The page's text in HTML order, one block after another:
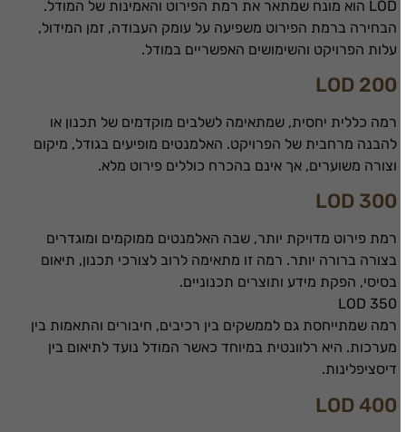
LOD הוא מונח שמתאר את רמת הפירוט והאמינות של המודל.
הבחירה ברמת הפירוט משפיעה על עומק העבודה, זמן המידול,
עלות הפרויקט והשימושים האפשריים במודל.
LOD 200
רמה כללית יחסית, שמתאימה לשלבים מוקדמים של תכנון או
להבנה מרחבית של הפרויקט. האלמנטים מופיעים בגודל, מיקום
וצורה משוערים, אך אינם בהכרח כוללים פירוט מלא.
LOD 300
רמת פירוט מדויקת יותר, שבה האלמנטים ממוקמים ומוגדרים
בצורה ברורה יותר. רמה זו מתאימה לרוב לצורכי תכנון, תיאום
בסיסי, הפקת מידע ותוצרים תכנוניים.
LOD 350
רמה שמתייחסת גם לממשקים בין רכיבים, חיבורים והתאמות בין
מערכות. היא רלוונטית במיוחד כאשר המודל נועד לתיאום בין
דיסציפלינות.
LOD 400